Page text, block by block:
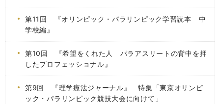
第11回 『オリンピック・パラリンピック学習読本 中
学校編』
第10回 『希望をくれた人 パラアスリートの背中を押
したプロフェッショナル』
第9回 『理学療法ジャーナル』 特集「東京オリンピ
ック・パラリンピック競技大会に向けて」